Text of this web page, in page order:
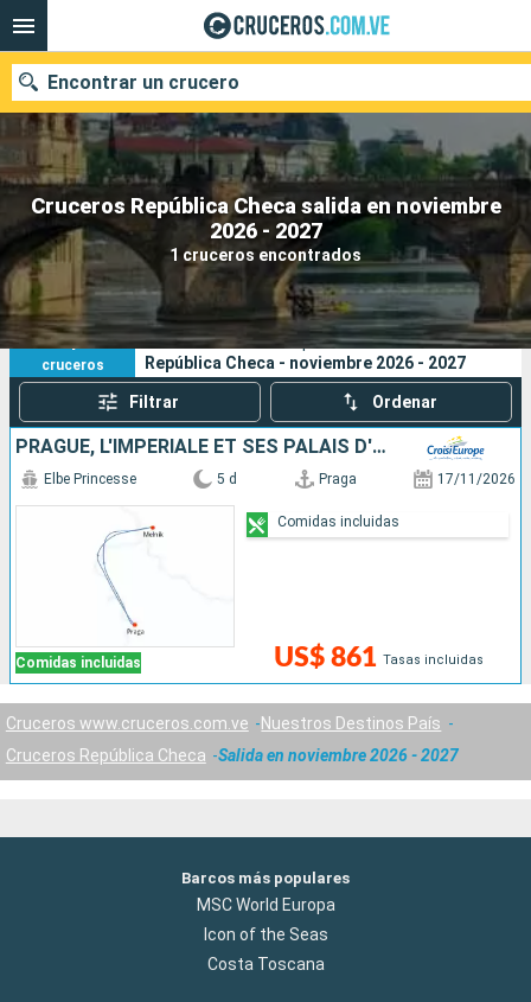
Cruceros República Checa salida en noviembre
2026 - 2027
1 cruceros encontrados
Encontrar un crucero
Nuestros destinos
Fecha de salida
Puertos Compañías
Buscar
1
cruceros
Sus criterios de búsqueda:
República Checa - noviembre 2026 - 2027
Filtrar Ordenar
PRAGUE, L'IMPÉRIALE ET SES PALAIS D'EXCEPTION, UNE CROISIÈRE DANS L'INTIMITÉ DES GRANDES FAMILLES ARISTOCRATIQUES
Comidas incluidas
Elbe Princesse 5 d Praga 17/11/2026
US$ 861 Tasas incluidas
Comidas incluidas
Cruceros www.cruceros.com.ve
Nuestros Destinos País
Cruceros República Checa
Salida en noviembre 2026 - 2027
Barcos más populares
MSC World Europa
Icon of the Seas
Costa Toscana